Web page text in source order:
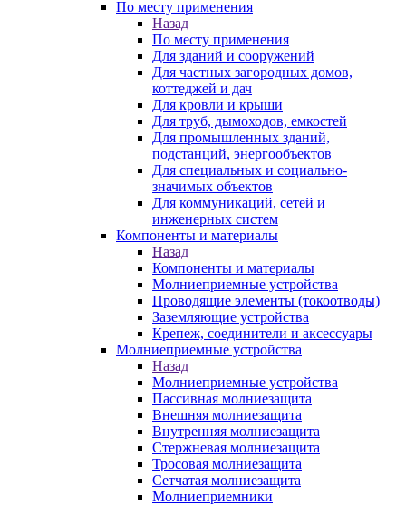
По месту применения
Назад
По месту применения
Для зданий и сооружений
Для частных загородных домов,
коттеджей и дач
Для кровли и крыши
Для труб, дымоходов, емкостей
Для промышленных зданий,
подстанций, энергообъектов
Для специальных и социально-
значимых объектов
Для коммуникаций, сетей и
инженерных систем
Компоненты и материалы
Назад
Компоненты и материалы
Молниеприемные устройства
Проводящие элементы (токоотводы)
Заземляющие устройства
Крепеж, соединители и аксессуары
Молниеприемные устройства
Назад
Молниеприемные устройства
Пассивная молниезащита
Внешняя молниезащита
Внутренняя молниезащита
Стержневая молниезащита
Тросовая молниезащита
Сетчатая молниезащита
Молниеприемники